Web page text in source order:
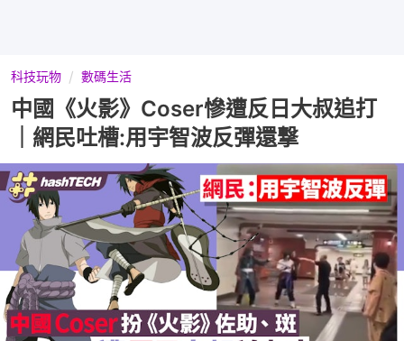
科技玩物 數碼生活
中國《火影》Coser慘遭反日大叔追打
｜網民吐槽:用宇智波反彈還撃